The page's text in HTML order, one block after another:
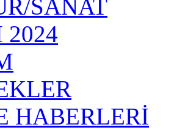
SANAT
2024
HABERLERİ